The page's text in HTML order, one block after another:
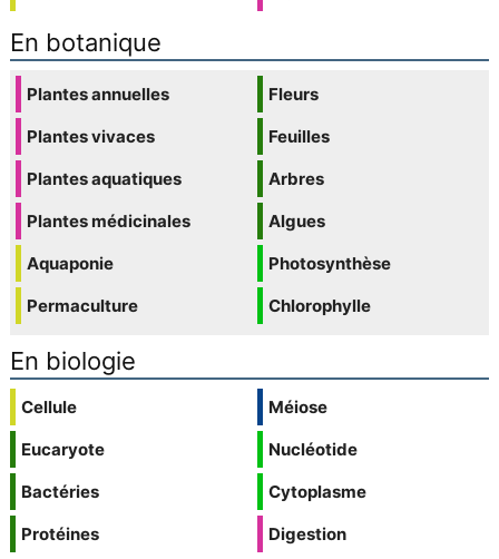
En botanique
Plantes annuelles
Plantes vivaces
Plantes aquatiques
Plantes médicinales
Aquaponie
Permaculture
Fleurs
Feuilles
Arbres
Algues
Photosynthèse
Chlorophylle
En biologie
Cellule
Eucaryote
Bactéries
Protéines
Méiose
Nucléotide
Cytoplasme
Digestion